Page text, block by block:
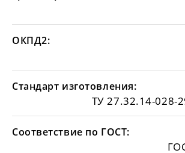
ОКПД2:
Стандарт изготовления:
ТУ 27.32.14-028-
Соответствие по ГОСТ: